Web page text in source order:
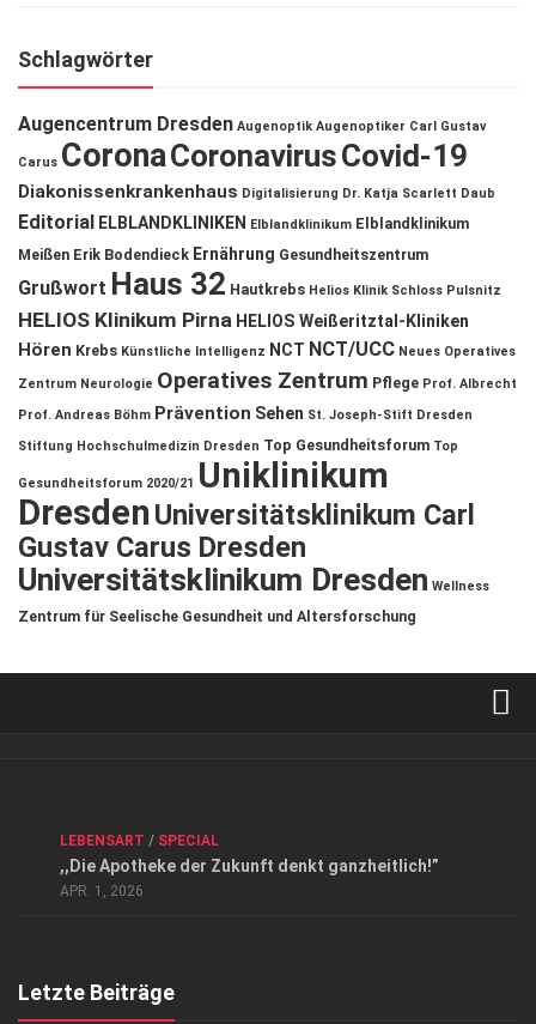
Schlagwörter
Augencentrum Dresden Augenoptik Augenoptiker Carl Gustav
Carus CoronaCoronavirusCovid-19
Diakonissenkrankenhaus Digitalisierung Dr. Katja Scarlett Daub
Editorial ELBLANDKLINIKEN Elblandklinikum Elblandklinikum
Meißen Erik Bodendieck Ernährung Gesundheitszentrum
Grußwort Haus 32 Hautkrebs Helios Klinik Schloss Pulsnitz
HELIOS Klinikum Pirna HELIOS Weißeritztal-Kliniken
Hören Krebs Künstliche Intelligenz NCT NCT/UCC Neues Operatives
Zentrum Neurologie Operatives Zentrum Pflege Prof. Albrecht
Prof. Andreas Böhm Prävention Sehen St. Joseph-Stift Dresden
Stiftung Hochschulmedizin Dresden Top Gesundheitsforum Top
Gesundheitsforum 2020/21 Uniklinikum
DresdenUniversitätsklinikum Carl
Gustav Carus Dresden
Universitätsklinikum Dresden Wellness
Zentrum für Seelische Gesundheit und Altersforschung
Datenschutzerklärung
Top Magazin Dresden / Ostsachsen
LEBENSART / SPECIAL
,,Die Apotheke der Zukunft denkt ganzheitlich!”
APR. 1, 2026
Letzte Beiträge